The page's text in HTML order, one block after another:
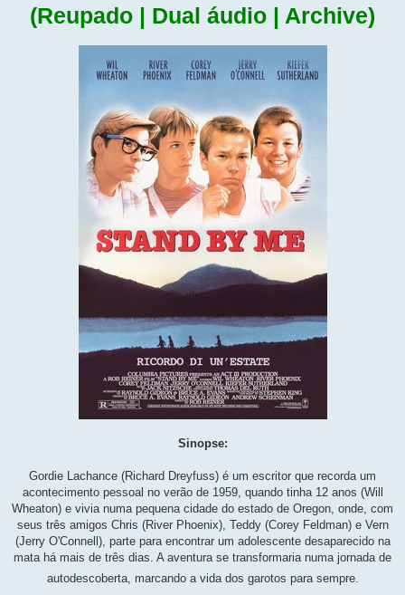
(Reupado | Dual áudio | Archive)
Sinopse:
Gordie Lachance (Richard Dreyfuss) é um escritor que recorda um
acontecimento pessoal no verão de 1959, quando tinha 12 anos (Will
Wheaton) e vivia numa pequena cidade do estado de Oregon, onde, com
seus três amigos Chris (River Phoenix), Teddy (Corey Feldman) e Vern
(Jerry O'Connell), parte para encontrar um adolescente desaparecido na
mata há mais de três dias. A aventura se transformaria numa jornada de
autodescoberta, marcando a vida dos garotos para sempre.